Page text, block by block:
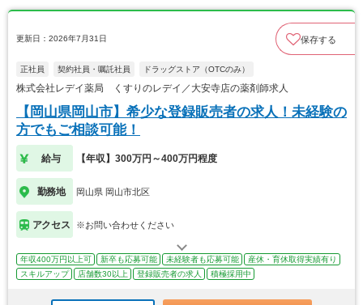
更新日：2026年7月31日 保存する
正社員 契約社員・嘱託社員 ドラッグストア（OTCのみ）
株式会社レデイ薬局 くすりのレデイ／大安寺店の薬剤師求人
【岡山県岡山市】希少な登録販売者の求人！未経験の
方でもご相談可能！
給与 【年収】300万円～400万円程度
勤務地 岡山県 岡山市北区
アクセス ※お問い合わせください
年収400万円以上可 新卒も応募可能 未経験者も応募可能
産休・育休取得実績有り
スキルアップ
店舗数30以上 登録販売者の求人 積極採用中